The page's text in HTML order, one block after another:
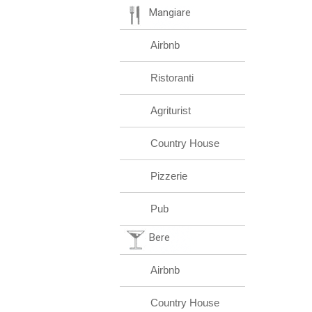
Mangiare
Airbnb
Ristoranti
Agriturist
Country House
Pizzerie
Pub
Bere
Airbnb
Country House